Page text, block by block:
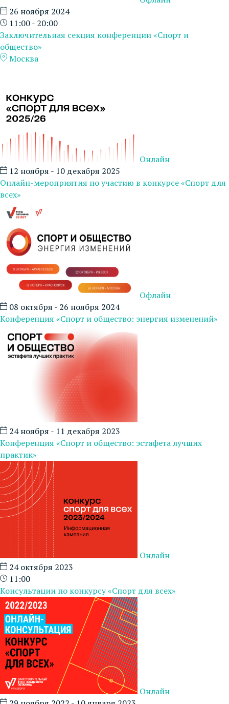
26 ноября 2024
11:00 - 20:00
Заключительная секция конференции «Спорт и
общество»
Москва
Онлайн
12 ноября - 10 декабря 2025
Онлайн-мероприятия по участию в конкурсе «Спорт для
всех»
Офлайн
08 октября - 26 ноября 2024
Конференция «Спорт и общество: энергия изменений»
24 ноября - 11 декабря 2023
Конференция «Спорт и общество: эстафета лучших
практик»
Онлайн
24 октября 2023
11:00
Консультации по конкурсу «Спорт для всех»
Онлайн